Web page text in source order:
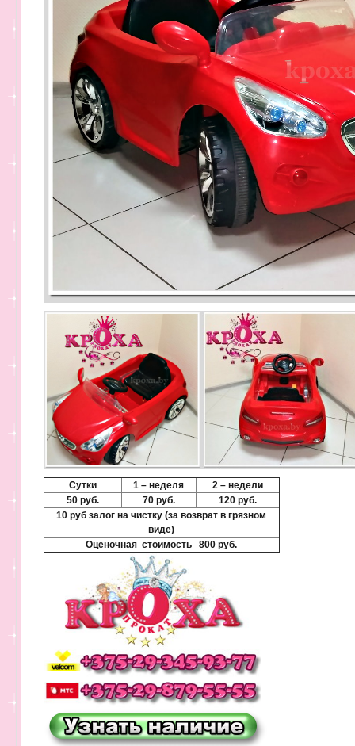
Сутки 1 – неделя
2 – недели
50 руб.
70 руб.
120 руб.
10 руб залог на чистку (за возврат в грязном
виде)
Оценочная стоимость 800 руб.